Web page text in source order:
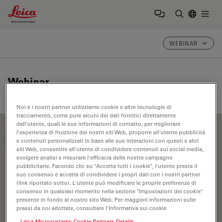
Leica Microsystems Logo
WEBINAR
Webinar
FILTER ARTICLES
Biofarmaceutica
Noi e i nostri partner utilizziamo cookie e altre tecnologie di
tracciamento, come pure alcuni dei dati fornitici direttamente
dall'utente, quali le sue informazioni di contatto, per migliorare
l'esperienza di fruizione dei nostri siti Web, proporre all'utente pubblicità
e contenuti personalizzati in base alle sue interazioni con questi e altri
siti Web, consentire all'utente di condividere contenuti sui social media,
svolgere analisi e misurare l'efficacia delle nostre campagne
pubblicitarie. Facendo clic su "Accetta tutti i cookie", l'utente presta il
suo consenso e accetta di condividere i propri dati con i nostri partner
(link riportato sotto). L'utente può modificare le proprie preferenze di
consenso in qualsiasi momento nella sezione "Impostazioni dei cookie"
presente in fondo al nostro sito Web. Per maggiori informazioni sulle
prassi da noi adottate, consultare l'Informativa sui cookie